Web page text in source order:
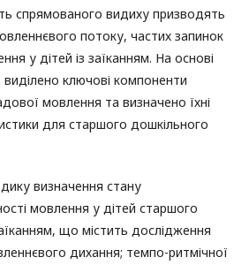
спрямованого видиху призводять
потоку, частих запинок
у дітей із заїканням. На основі
ключові компоненти
мовлення та визначено їхні
для старшого дошкільного
визначення стану
мовлення у дітей старшого
що містить дослідження
дихання; темпо-ритмічної